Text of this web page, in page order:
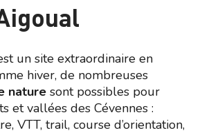
un site extraordinaire en
hiver, de nombreuses
nature sont possibles pour
et vallées des Cévennes :
VTT, trail, course d’orientation,